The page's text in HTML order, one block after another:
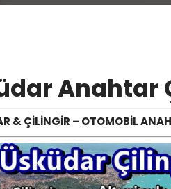
Anahtar
& ÇİLİNGİR – OTOMOBİL